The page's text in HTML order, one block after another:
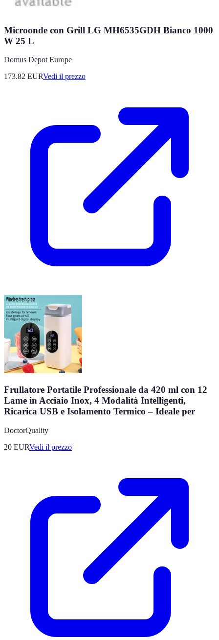
Microonde con Grill LG MH6535GDH Bianco 1000
W 25 L
Domus Depot Europe
173.82 EURVedi il prezzo
Frullatore Portatile Professionale da 420 ml con 12
Lame in Acciaio Inox, 4 Modalità Intelligenti,
Ricarica USB e Isolamento Termico – Ideale per
DoctorQuality
20 EURVedi il prezzo